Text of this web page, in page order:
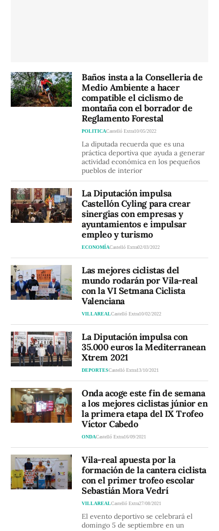
Baños insta a la Conselleria de
Medio Ambiente a hacer
compatible el ciclismo de
montaña con el borrador de
Reglamento Forestal
POLITICACastelló Extra10/05/2022
La diputada recuerda que es una
práctica deportiva que ayuda a generar
actividad económica en los pequeños
pueblos de interior
La Diputación impulsa
Castellón Cyling para crear
sinergias con empresas y
ayuntamientos e impulsar
empleo y turismo
ECONOMÍACastelló Extra02/03/2022
Las mejores ciclistas del
mundo rodarán por Vila-real
con la VI Setmana Ciclista
Valenciana
VILLAREALCastelló Extra10/02/2022
La Diputación impulsa con
35.000 euros la Mediterranean
Xtrem 2021
DEPORTESCastelló Extra13/10/2021
Onda acoge este fin de semana
a los mejores ciclistas júnior en
la primera etapa del IX Trofeo
Víctor Cabedo
ONDACastelló Extra16/09/2021
Vila-real apuesta por la
formación de la cantera ciclista
con el primer trofeo escolar
Sebastián Mora Vedrí
VILLAREALCastelló Extra27/08/2021
El evento deportivo se celebrará el
domingo 5 de septiembre en un